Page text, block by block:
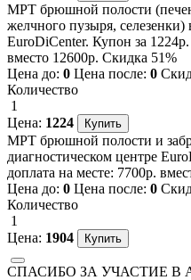
МРТ брюшной полости
желчного пузыря, селезенки)
EuroDiCenter. Купон за
вместо 12600р. Скидка 51%
Цена до: 0 Цена после: 0
Количество
1
Цена: 1224
МРТ брюшной полости и
диагностическом центре
доплата на месте: 7700р.
Цена до: 0 Цена после: 0
Количество
1
Цена: 1904
СПАСИБО ЗА УЧАСТИЕ В